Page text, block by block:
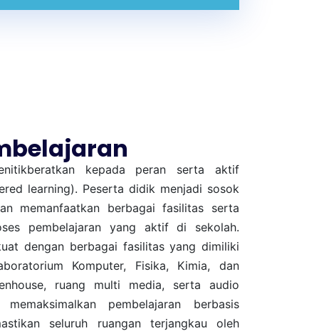
kepada peran serta aktif
learning). Peserta didik menjadi sosok
memanfaatkan berbagai fasilitas serta
pembelajaran yang aktif di sekolah.
dengan berbagai fasilitas yang dimiliki
Komputer, Fisika, Kimia, dan
ruang multi media, serta audio
pembelajaran berbasis
seluruh ruangan terjangkau oleh